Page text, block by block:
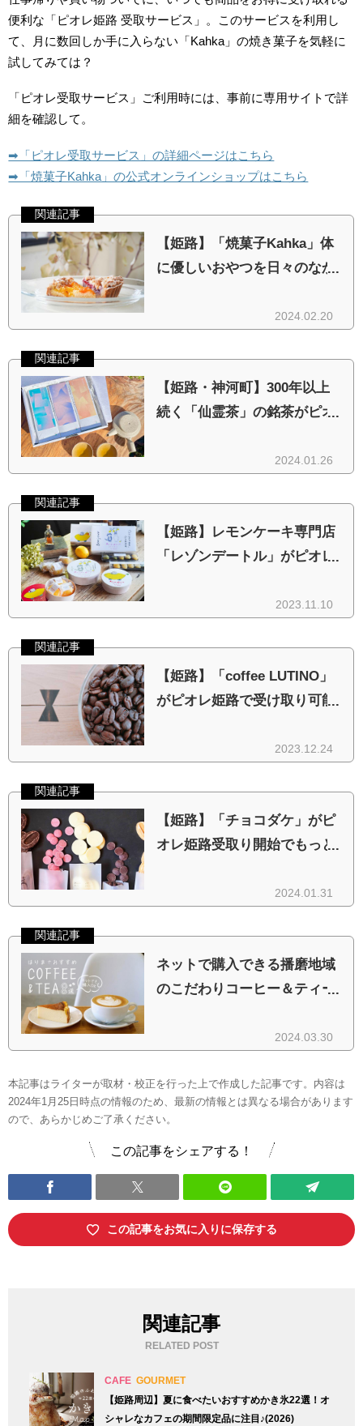
便利な「ピオレ姫路 受取サービス」。このサービスを利用し
て、月に数回しか手に入らない「Kahka」の焼き菓子を気軽に
試してみては？
「ピオレ受取サービス」ご利用時には、事前に専用サイトで詳
細を確認して。
➡︎「ピオレ受取サービス」の詳細ページはこちら
➡︎「焼菓子Kahka」の公式オンラインショップはこちら
本記事はライターが取材・校正を行った上で作成した記事です。内容は
2024年1月25日時点の情報のため、最新の情報とは異なる場合があります
ので、あらかじめご了承ください。
この記事をシェアする！
この記事をお気に入りに保存する
関連記事
RELATED POST
CAFE GOURMET
【姫路周辺】夏に食べたいおすすめかき氷22選！オ
シャレなカフェの期間限定品に注目♪(2026)